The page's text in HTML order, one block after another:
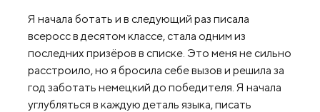
Я начала ботать и в следующий раз писала
всеросс в десятом классе, стала одним из
последних призёров в списке. Это меня не сильно
расстроило, но я бросила себе вызов и решила за
год заботать немецкий до победителя. Я начала
углубляться в каждую деталь языка, писать